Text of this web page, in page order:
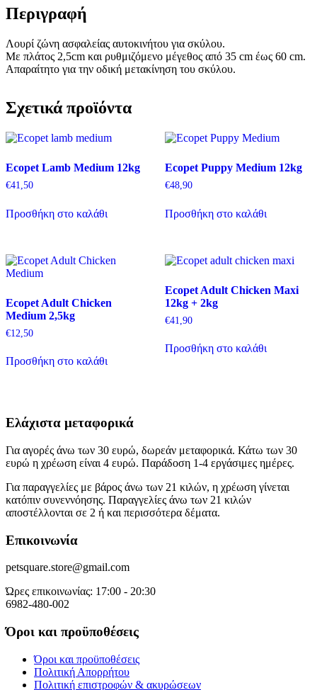
Περιγραφή
Λουρί ζώνη ασφαλείας αυτοκινήτου για σκύλου.
Με πλάτος 2,5cm και ρυθμιζόμενο μέγεθος από 35 cm έως 60 cm.
Απαραίτητο για την οδική μετακίνηση του σκύλου.
Σχετικά προϊόντα
Ecopet Lamb Medium 12kg
€41,50
Προσθήκη στο καλάθι
Ecopet Puppy Medium 12kg
€48,90
Προσθήκη στο καλάθι
Ecopet Adult Chicken
Medium 2,5kg
€12,50
Προσθήκη στο καλάθι
Ecopet Adult Chicken Maxi
12kg + 2kg
€41,90
Προσθήκη στο καλάθι
Ελάχιστα μεταφορικά
Για αγορές άνω των 30 ευρώ, δωρεάν μεταφορικά. Κάτω των 30
ευρώ η χρέωση είναι 4 ευρώ. Παράδοση 1-4 εργάσιμες ημέρες.
Για παραγγελίες με βάρος άνω των 21 κιλών, η χρέωση γίνεται
κατόπιν συνεννόησης. Παραγγελίες άνω των 21 κιλών
αποστέλλονται σε 2 ή και περισσότερα δέματα.
Επικοινωνία
petsquare.store@gmail.com
Ώρες επικοινωνίας: 17:00 - 20:30
6982-480-002
Όροι και προϋποθέσεις
Όροι και προϋποθέσεις
Πολιτική Απορρήτου
Πολιτική επιστροφών & ακυρώσεων